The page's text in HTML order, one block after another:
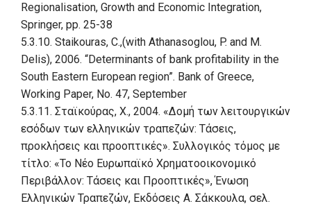
Regionalisation, Growth and Economic Integration,
Springer, pp. 25-38
5.3.10. Staikouras, C.,(with Athanasoglou, P. and M.
Delis), 2006. “Determinants of bank profitability in the
South Eastern European region”. Bank of Greece,
Working Paper, No. 47, September
5.3.11. Σταϊκούρας, Χ., 2004. «Δομή των λειτουργικών
εσόδων των ελληνικών τραπεζών: Τάσεις,
προκλήσεις και προοπτικές». Συλλογικός τόμος με
τίτλο: «Το Νέο Ευρωπαϊκό Χρηματοοικονομικό
Περιβάλλον: Τάσεις και Προοπτικές», Ένωση
Ελληνικών Τραπεζών, Εκδόσεις A. Σάκκουλα, σελ.